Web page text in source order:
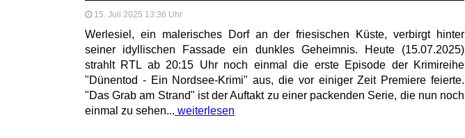
15. Juli 2025 13:36 Uhr
Werlesiel, ein malerisches Dorf an der friesischen Küste, verbirgt hinter
seiner idyllischen Fassade ein dunkles Geheimnis. Heute (15.07.2025)
strahlt RTL ab 20:15 Uhr noch einmal die erste Episode der Krimireihe
"Dünentod - Ein Nordsee-Krimi" aus, die vor einiger Zeit Premiere feierte.
"Das Grab am Strand" ist der Auftakt zu einer packenden Serie, die nun noch
einmal zu sehen... weiterlesen